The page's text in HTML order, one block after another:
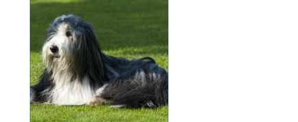
skadedyr. I Ringsted og
omegn oplever ma...